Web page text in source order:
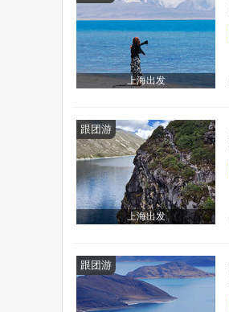
上海出发
跟团游
上海出发
跟团游